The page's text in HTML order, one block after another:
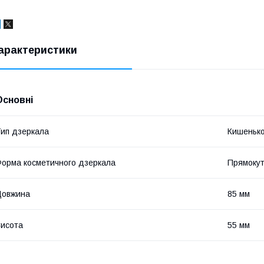
дзеркала
косметичного дзеркала
85 мм
55 мм